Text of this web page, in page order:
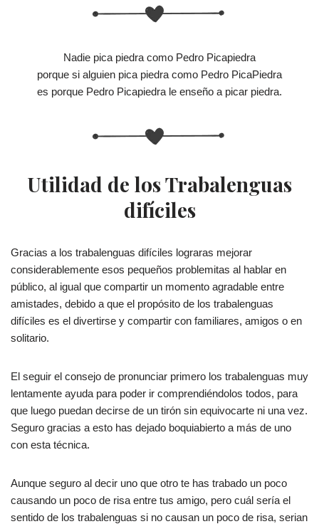
Nadie pica piedra como Pedro Picapiedra
porque si alguien pica piedra como Pedro PicaPiedra
es porque Pedro Picapiedra le enseño a picar piedra.
Utilidad de los Trabalenguas
difíciles
Gracias a los trabalenguas difíciles lograras mejorar
considerablemente esos pequeños problemitas al hablar en
público, al igual que compartir un momento agradable entre
amistades, debido a que el propósito de los trabalenguas
difíciles es el divertirse y compartir con familiares, amigos o en
solitario.
El seguir el consejo de pronunciar primero los trabalenguas muy
lentamente ayuda para poder ir comprendiéndolos todos, para
que luego puedan decirse de un tirón sin equivocarte ni una vez.
Seguro gracias a esto has dejado boquiabierto a más de uno
con esta técnica.
Aunque seguro al decir uno que otro te has trabado un poco
causando un poco de risa entre tus amigo, pero cuál sería el
sentido de los trabalenguas si no causan un poco de risa, serian